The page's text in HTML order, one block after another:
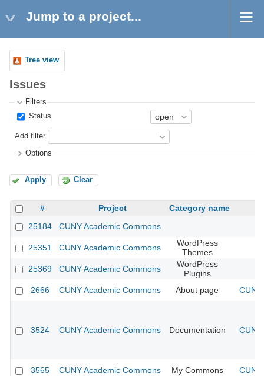
Jump to a project...
Tree view
Issues
Filters
Status
Add filter
Options
Apply Clear
# Project
Category name
25184
CUNY Academic Commons
25351 CUNY Academic Commons
WordPress
Themes
25369
CUNY Academic Commons
WordPress
Plugins
2666
CUNY Academic Commons About page
3524 CUNY Academic Commons Documentation
3565 CUNY Academic Commons My Commons